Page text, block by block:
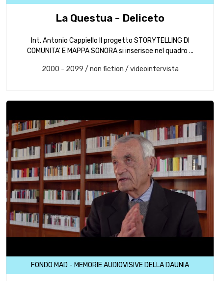
La Questua - Deliceto
Int. Antonio Cappiello Il progetto STORYTELLING DI
COMUNITA' E MAPPA SONORA si inserisce nel quadro ...
2000 - 2099 / non fiction / videointervista
FONDO MAD - MEMORIE AUDIOVISIVE DELLA DAUNIA